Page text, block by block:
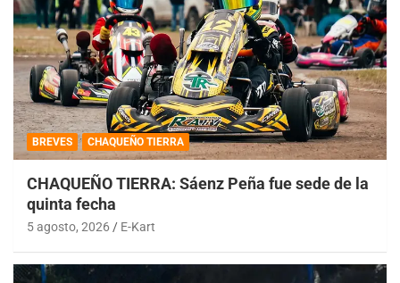
BREVES CHAQUEÑO TIERRA
CHAQUEÑO TIERRA: Sáenz Peña fue sede de la
quinta fecha
5 agosto, 2026 E-Kart